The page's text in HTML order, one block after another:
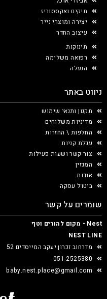
תיקים ואקססוריז
יצירה ומוצרי נייר
עיצוב החדר
תינוקות
רפואה משלימה
הנעלה
ניווט באתר
תקנון ותנאי שימוש
מדיניות משלוחים
החלפות \ החזרות
עגלת קניות
צור קשר ושעות פעילות
המגזין
אודות
ביטול עסקה
שומרים על קשר
Nest - מקום להורים וטף
NEST LINE
מדרחוב זכרון יעקב המייסדים 52
051-2525380
baby.nest.place@gmail.com